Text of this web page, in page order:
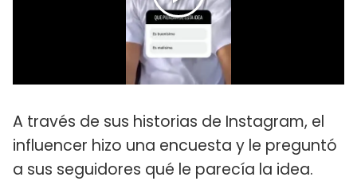
A través de sus historias de Instagram, el
influencer hizo una encuesta y le preguntó
a sus seguidores qué le parecía la idea.